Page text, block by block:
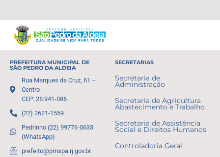
PREFEITURA MUNICIPAL DE
SÃO PEDRO DA ALDEIA
Rua Marques da Cruz, 61 –
Centro
CEP: 28.941-086
(22) 2621-1559
Pedrinho (22) 99776-0633
(WhatsApp)
prefeito@pmspa.rj.gov.br
SECRETARIAS
Secretaria de
Administração
Secretaria de Agricultura
Abastecimento e Trabalho
Secretaria de Assistência
Social e Direitos Humanos
Controladoria Geral